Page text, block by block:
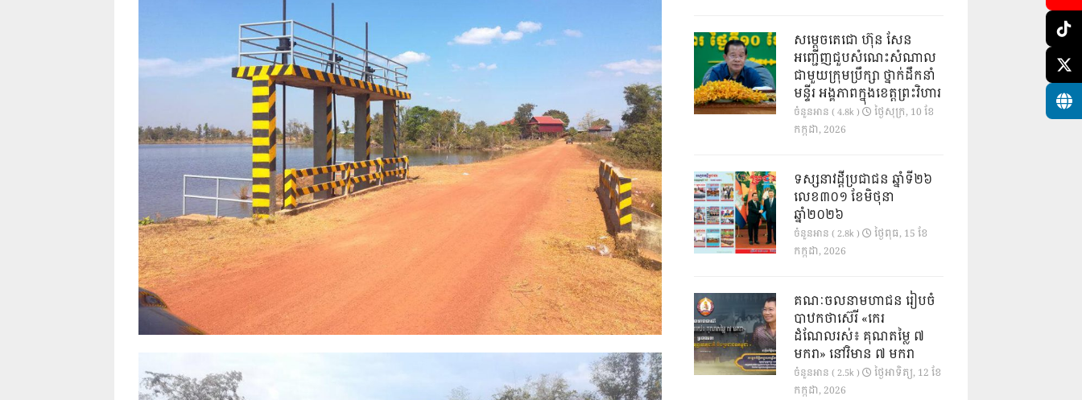
សម្តេចតេជោ ហ៊ុន សែន
អញ្ជើញជួបសំណេះសំណាល
ជាមួយក្រុមប្រឹក្សា ថ្នាក់ដឹកនាំ
មន្ទីរ អង្គភាពក្នុងខេត្តព្រះវិហារ
ចំនួនអាន ( 4.8k )
ថ្ងៃ​សុក្រ, 10 ខែ​
កក្កដា, 2026
ទស្សនាវដ្ដីប្រជាជន ឆ្នាំទី២៦
លេខ៣០១ ខែមិថុនា
ឆ្នាំ២០២៦
ចំនួនអាន ( 2.8k )
ថ្ងៃ​ពុធ, 15 ខែ​
កក្កដា, 2026
គណៈចលនាមហាជន រៀបចំ
បាឋកថាស៊េរី «កេរ
ដំណែលរស់៖ គុណតម្លៃ ៧
មករា» នៅវិមាន ៧ មករា
ចំនួនអាន ( 2.5k )
ថ្ងៃ​អាទិត្យ, 12 ខែ​
កក្កដា, 2026